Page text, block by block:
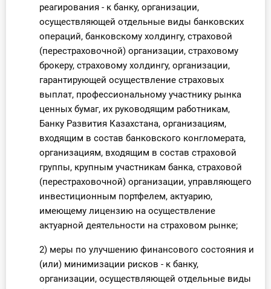
реагирования - к банку, организации,
осуществляющей отдельные виды банковских
операций, банковскому холдингу, страховой
(перестраховочной) организации, страховому
брокеру, страховому холдингу, организации,
гарантирующей осуществление страховых
выплат, профессиональному участнику рынка
ценных бумаг, их руководящим работникам,
Банку Развития Казахстана, организациям,
входящим в состав банковского конгломерата,
организациям, входящим в состав страховой
группы, крупным участникам банка, страховой
(перестраховочной) организации, управляющего
инвестиционным портфелем, актуарию,
имеющему лицензию на осуществление
актуарной деятельности на страховом рынке;
2) меры по улучшению финансового состояния и
(или) минимизации рисков - к банку,
организации, осуществляющей отдельные виды